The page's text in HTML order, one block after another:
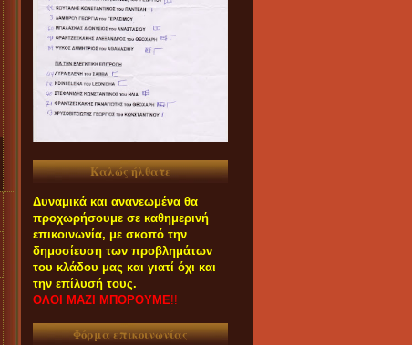
Καλώς ήλθατε
Δυναμικά και ανανεωμένα θα
προχωρήσουμε σε καθημερινή
επικοινωνία, με σκοπό την
δημοσίευση των προβλημάτων
του κλάδου μας και γιατί όχι και
την επίλυσή τους.
ΟΛΟΙ ΜΑΖΙ ΜΠΟΡΟΥΜΕ!!
Φόρμα επικοινωνίας